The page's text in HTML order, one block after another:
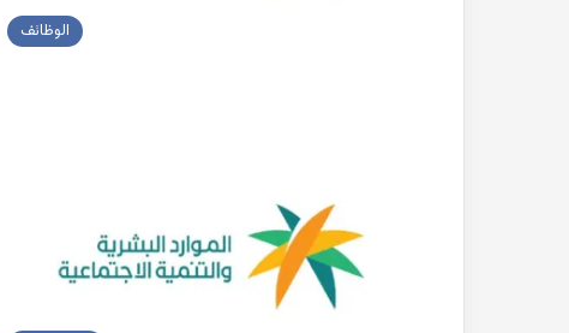
الوظائف
للطباعة
عن
التغيرات